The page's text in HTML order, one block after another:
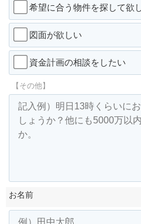
希望に合う物件を探して欲
図面が欲しい
資金計画の相談をしたい
【その他】
お名前